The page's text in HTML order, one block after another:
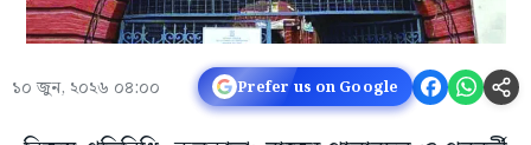
১০ জুন, ২০২৬ ০৪:০০ Prefer us on Google